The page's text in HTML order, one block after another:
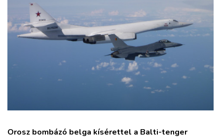
ZÖLDÚT
HAJÓZÁS
BLOG
Orosz bombázó belga kísérettel a Balti-tenger